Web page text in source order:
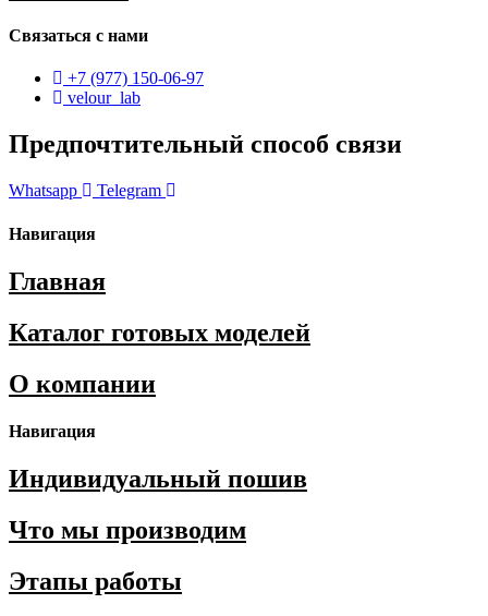
Связаться с нами
+7 (977) 150-06-97
velour_lab
Предпочтительный способ связи
Whatsapp Telegram
Навигация
Главная
Каталог готовых моделей
О компании
Навигация
Индивидуальный пошив
Что мы производим
Этапы работы